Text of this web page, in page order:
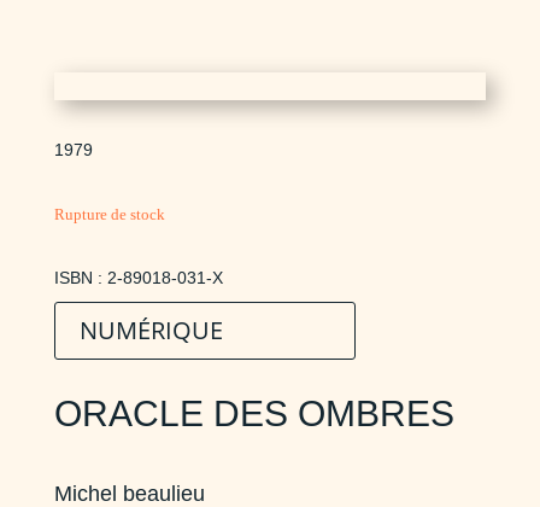
1979
Rupture de stock
ISBN : 2-89018-031-X
NUMÉRIQUE
ORACLE DES OMBRES
Michel beaulieu